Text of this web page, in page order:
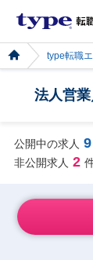
type転職
法人営
公開中の求人 9
非公開求人 2